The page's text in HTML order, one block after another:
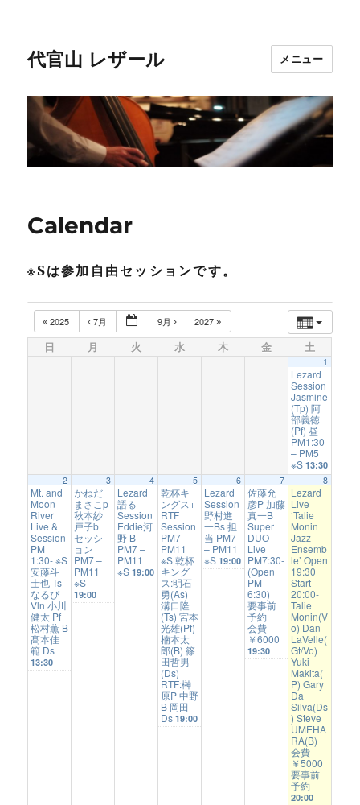
代官山 レザール メニュー
Calendar
※Sは参加自由セッションです。
2025 7月 9月 2027
日 月 火 水 木 金 土
1
Lezard
Session
Jasmine
(Tp) 阿
部義徳
(Pf) 昼
PM1:30
– PM5
※S13:30
2
Mt. and
Moon
River
Live &
Session
PM
1:30- ※S
安藤斗
士也 Ts
なるぴ
Vln 小川
健太 Pf
松村薫 B
髙本佳
範 Ds
13:30
3
かねだ
まさこp
秋本紗
戸子b
セッシ
ョン
PM7 –
PM11
※S
19:00
4
Lezard
語る
Session
Eddie河
野 B
PM7 –
PM11
※S19:00
5
乾杯キ
ングス+
RTF
Session
PM7 –
PM11
※S 乾杯
キング
ス:明石
勇(As)
溝口隆
(Ts) 宮本
光雄(Pf)
楠本太
郎(B) 篠
田哲男
(Ds)
RTF:榊
原P 中野
B 岡田
Ds19:00
6
Lezard
Session
野村進
一Bs 担
当 PM7
– PM11
※S19:00
7
佐藤允
彦P 加藤
真一B
Super
DUO
Live
PM7:30-
(Open
PM
6:30)
要事前
予約
会費
￥6000
19:30
8
Lezard
Live
‘Talie
Monin
Jazz
Ensemb
le’ Open
19:30
Start
20:00-
Talie
Monin(V
o) Dan
LaVelle(
Gt/Vo)
Yuki
Makita(
P) Gary
Da
Silva(Ds
) Steve
UMEHA
RA(B)
会費
￥5000
要事前
予約
20:00